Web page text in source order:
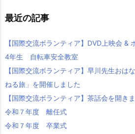
最近の記事
【国際交流ボランティア】DVD上映会 &
4年生 自転車安全教室
【国際交流ボランティア】早川先生おは
ねる旅」を開催しました
【国際交流ボランティア】茶話会を開き
令和７年度 離任式
令和７年度 卒業式